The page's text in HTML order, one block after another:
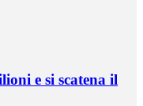
e si scatena il